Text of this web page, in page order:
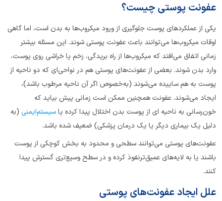
عفونت‌ پوستی چیست؟
یکی از عملکردهای پوست جلوگیری از ورود میکروب‌ها به بدن است، اما گاهی
اوقات میکروب‌ها می‌توانند باعث عفونت پوستی شوند. این مسئله بیشتر
زمانی اتفاق می‌افتد که میکروب‌ها از راه بریدگی، زخم یا خراشی روی پوست،
وارد بدن ‌شوند. بعضی از عفونت‌های پوستی هم در نواحی‌ای که دو ناحیه از
پوست به هم ساییده می‌شوند (به‌خصوص اگر آن ناحیه مرطوب باشد)،
ایجاد می‌شوند. عفونت همچنین ممکن است زمانی پیش بیاید که
خون‌رسانی به ناحیه ای از پوست بدن اختلال پیدا کرده یاسیستم‌ایمنی (به
دلیل یک بیماری دیگر یا یک درمان پزشکی) ضعیف شده باشد.
عفونت‌های پوستی می‌توانند سطحی و محدود به بخش کوچکی از پوست
باشند یا به لایه‌های عمیق‌ترنفوذ کرده و در سطح وسیع‌تری گسترش پیدا
کنند.
علل ایجاد عفونت‌های پوستی